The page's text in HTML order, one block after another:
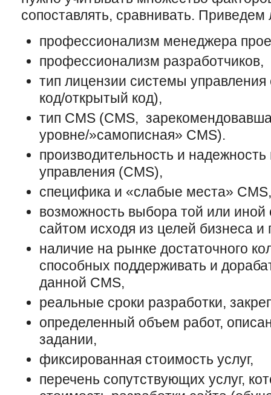
сопоставлять, сравнивать.
профессионализм менеджера
профессионализм разработчиков,
тип лицензии системы
код/открытый код),
тип CMS (CMS,
уровне/»самописная» CMS).
производительность и
управления (CMS),
специфика и «слабые места» CMS,
возможность выбора той или
сайтом исходя из целей бизнеса и
наличие на рынке достаточного
способных поддерживать и
данной CMS,
реальные сроки разработки,
определенный объем работ,
задании,
фиксированная стоимость услуг,
перечень сопутствующих услуг,